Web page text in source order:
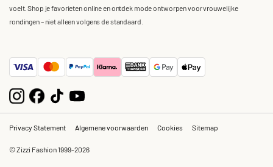
voelt. Shop je favorieten online en ontdek mode ontworpen voor vrouwelijke
rondingen – niet alleen volgens de standaard.
Privacy Statement Algemene voorwaarden Cookies Sitemap
© Zizzi Fashion 1999-2026